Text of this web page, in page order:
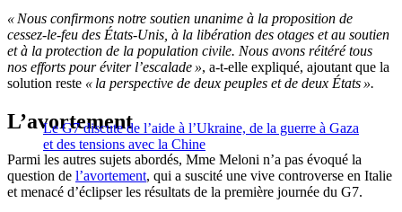
« Nous confirmons notre soutien unanime à la proposition de
cessez-le-feu des États-Unis, à la libération des otages et au soutien
et à la protection de la population civile. Nous avons réitéré tous
nos efforts pour éviter l’escalade », a-t-elle expliqué, ajoutant que la
solution reste « la perspective de deux peuples et de deux États ».
Le G7 discute de l’aide à l’Ukraine, de la guerre à Gaza
et des tensions avec la Chine
L’avortement
Parmi les autres sujets abordés, Mme Meloni n’a pas évoqué la
question de l’avortement, qui a suscité une vive controverse en Italie
et menacé d’éclipser les résultats de la première journée du G7.